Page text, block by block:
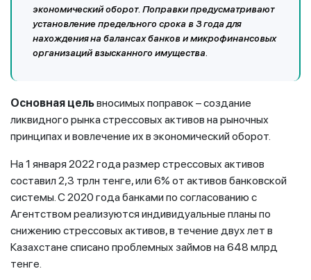
экономический оборот. Поправки предусматривают
установление предельного срока в 3 года для
нахождения на балансах банков и микрофинансовых
организаций взысканного имущества.
Основная цельвносимых поправок – создание
ликвидного рынка стрессовых активов на рыночных
принципах и вовлечениe их в экономический оборот.
На 1 января 2022 года размер стрессовых активов
составил 2,3 трлн тенге, или 6% от активов банковской
системы. С 2020 года банками по согласованию с
Агентством реализуются индивидуальные планы по
снижению стрессовых активов, в течение двух лет в
Казахстане списано проблемных займов на 648 млрд
тенге.